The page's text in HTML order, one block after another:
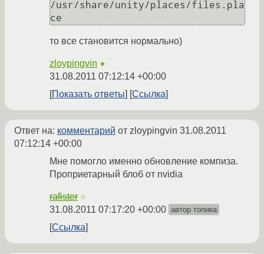
/usr/share/unity/places/files.pla
ce
то все становится нормально)
zloypingvin ★
31.08.2011 07:12:14 +00:00
Показать ответы
Ссылка
Ответ на: комментарий от zloypingvin 31.08.2011
07:12:14 +00:00
Мне помогло именно обновление компиза.
Проприетарный блоб от nvidia
rafister ☆
31.08.2011 07:17:20 +00:00 автор топика
Ссылка